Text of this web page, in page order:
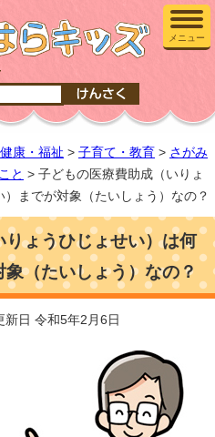
メニュー
康・福祉 > 子育て・教育 > さがみ
と > 子どもの医療費助成（いりょ
までが対象（たいしょう）なの？
ょうひじょせい）は何
（たいしょう）なの？
日 令和5年2月6日